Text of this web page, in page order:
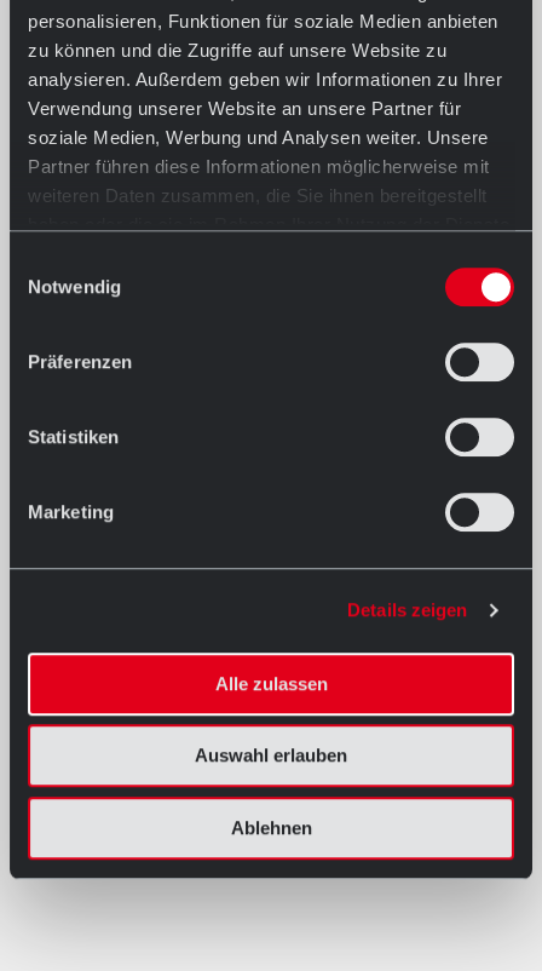
personalisieren, Funktionen für soziale Medien anbieten
zu können und die Zugriffe auf unsere Website zu
analysieren. Außerdem geben wir Informationen zu Ihrer
Verwendung unserer Website an unsere Partner für
soziale Medien, Werbung und Analysen weiter. Unsere
Partner führen diese Informationen möglicherweise mit
weiteren Daten zusammen, die Sie ihnen bereitgestellt
Notwendig
Präferenzen
Statistiken
Marketing
Details zeigen
Alle zulassen
Auswahl erlauben
Ablehnen